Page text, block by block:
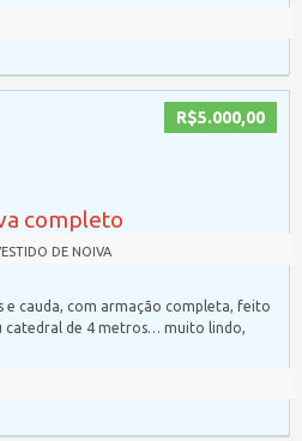
R$5.000,00
completo
DE NOIVA
e cauda, com armação completa, feito
catedral de 4 metros… muito lindo,